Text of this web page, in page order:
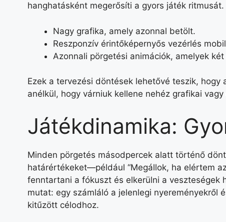
hanghatásként megerősíti a gyors játék ritmusát.
Nagy grafika, amely azonnal betölt.
Reszponzív érintőképernyős vezérlés
Azonnali pörgetési animációk, amelyek
Ezek a tervezési döntések lehetővé teszik,
anélkül, hogy várniuk kellene nehéz grafikai
Játékdinamika:
Minden pörgetés másodpercek alatt történő
határértékeket—például “Megállok, ha elértem
fenntartani a fókuszt és elkerülni a
mutat: egy számláló a jelenlegi nyereményekről
kitűzött célodhoz.